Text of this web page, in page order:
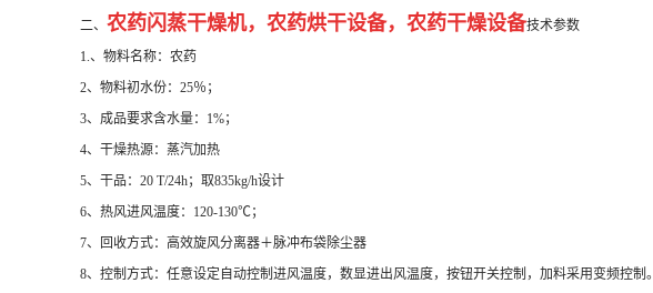
二、 农药闪蒸干燥机， 农药烘干设备， 农药干燥设备技术参数
1.、物料名称：农药
2、物料初水份：25％；
3、成品要求含水量：1%；
4、干燥热源：蒸汽加热
5、干品：20 T/24h；取835kg/h设计
6、热风进风温度：120-130℃；
7、回收方式：高效旋风分离器＋脉冲布袋除尘器
8、控制方式：任意设定自动控制进风温度，数显进出风温度，按钮开关控制，加料采用变频控制。